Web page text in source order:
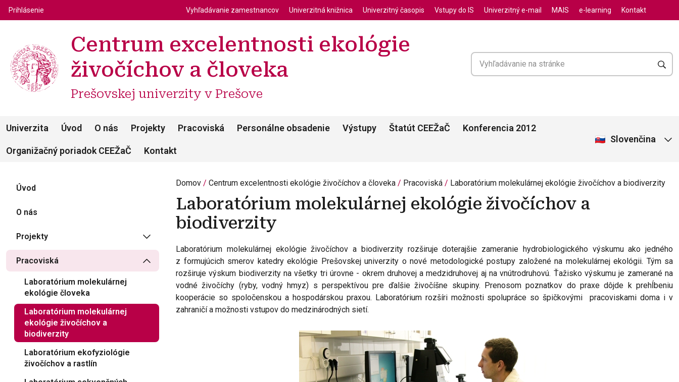
Skočiť na hlavný obsah
Používateľské menu
Prihlásenie Top menu
Vyhľadávanie zamestnancov Univerzitná knižnica Univerzitný časopis Vstupy do IS Univerzitný e-mail MAIS e-learning Kontakt
Centrum excelentnosti ekológie
živočíchov a človeka
Prešovskej univerzity v Prešove
Univerzita Úvod O nás Projekty Pracoviská Personálne obsadenie Výstupy Štatút CEEŽaČ Konferencia 2012
Organižačný poriadok CEEŽaČ Kontakt
Slovenčina
Domov Centrum excelentnosti ekológie živočíchov a človeka Pracoviská Laboratórium molekulárnej ekológie živočíchov a biodiverzity
Laboratórium molekulárnej ekológie živočíchov a
biodiverzity
Laboratórium molekulárnej ekológie živočíchov a biodiverzity rozširuje doterajšie zameranie hydrobiologického výskumu ako jedného
z formujúcich smerov katedry ekológie Prešovskej univerzity o nové metodologické postupy založené na molekulárnej ekológii. Tým sa
rozširuje výskum biodiverzity na všetky tri úrovne - okrem druhovej a medzidruhovej aj na vnútrodruhovú. Ťažisko výskumu je zamerané na
vodné živočíchy (ryby, vodný hmyz) s perspektívou pre ďalšie živočíšne skupiny. Prenosom poznatkov do praxe dôjde k prehĺbeniu
kooperácie so spoločenskou a hospodárskou praxou. Laboratórium rozšíri možnosti spolupráce so špičkovými
pracoviskami doma i v
zahraničí a možnosti vstupov do medzinárodných sietí.
Úvod
O nás
Projekty
Pracoviská
Laboratórium molekulárnej
ekológie človeka
Laboratórium molekulárnej
ekológie živočíchov a
biodiverzity
Laboratórium ekofyziológie
živočíchov a rastlín